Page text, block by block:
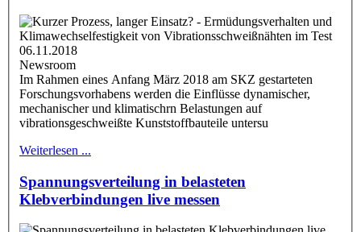
06.11.2018
Newsroom
Im Rahmen eines Anfang März 2018 am SKZ gestarteten
Forschungsvorhabens werden die Einflüsse dynamischer,
mechanischer und klimatischrn Belastungen auf
vibrationsgeschweißte Kunststoffbauteile untersu
Weiterlesen ...
Spannungsverteilung in belasteten
Klebverbindungen live messen